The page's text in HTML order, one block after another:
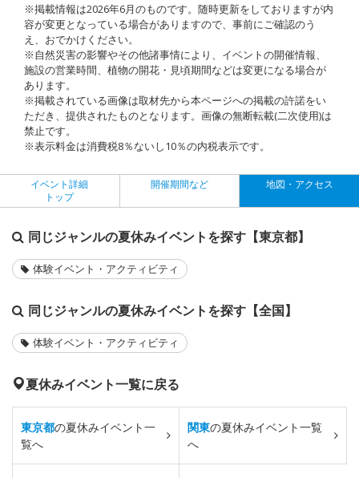
※掲載情報は2026年6月のものです。随時更新をしておりますが内
容が変更となっている場合がありますので、事前にご確認のう
え、おでかけください。
※自然災害の影響やその他諸事情により、イベントの開催情報、
施設の営業時間、植物の開花・見頃期間などは変更になる場合が
あります。
※掲載されている画像は取材先から本ページへの掲載の許諾をい
ただき、提供されたものとなります。画像の無断転載(二次使用)は
禁止です。
※表示料金は消費税8％ないし10％の内税表示です。
イベント詳細
トップ
開催期間など 地図・アクセス
同じジャンルの夏休みイベントを探す【東京都】
体験イベント・アクティビティ
同じジャンルの夏休みイベントを探す【全国】
体験イベント・アクティビティ
夏休みイベント一覧に戻る
東京都の夏休みイベント一
覧へ
関東の夏休みイベント一覧
へ